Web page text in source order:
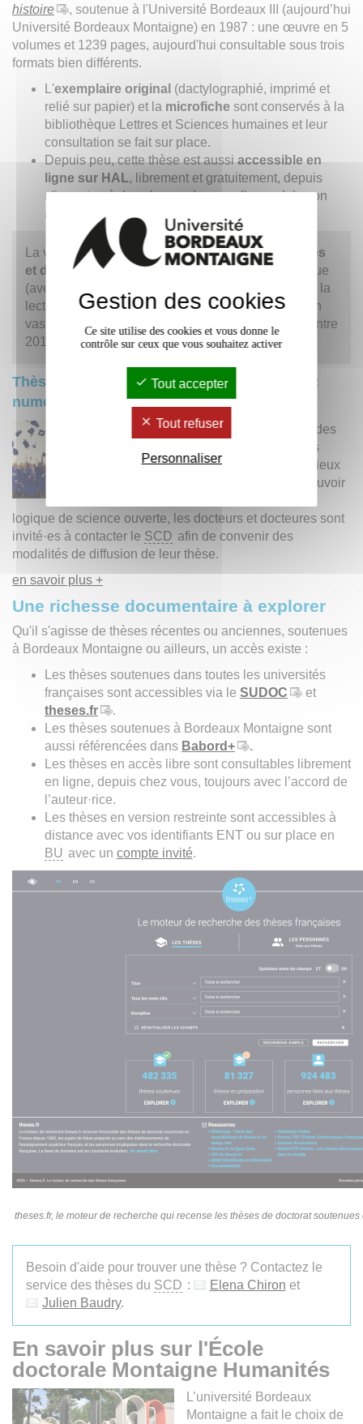
histoire
, soutenue à l'Université Bordeaux III (aujourd’hui
Université Bordeaux Montaigne) en 1987 : une œuvre en 5
volumes et 1239 pages, aujourd'hui consultable sous trois
formats bien différents.
L'exemplaire original (dactylographié, imprimé et
relié sur papier) et la microfiche sont conservés à la
bibliothèque Lettres et Sciences humaines et leur
consultation se fait sur place.
Depuis peu, cette thèse est aussiaccessible en
ligne sur HAL, librement et gratuitement, depuis
n'importe où dans le monde, avec l'accord de son
auteur :
hal.science/tel-05563579v1
La variété des supports garantit unevariété d’accès
et d’usage
, de la consultation numérique dynamique
(avec recherche plein texte et table des matières) à la
lecture linéaire de l’imprimé : elle est le résultat d'un
vaste chantier de numérisation mené par le
entre
2016 et 2024.
Thèses soutenues à l'université avant 2012 :
numérisation et modalités de diffusion
Après la numérisation des
thèses soutenues dans
l’établissement pour mieux
les conserver et promouvoir
logique de science ouverte, les docteurs et docteures sont
invité·es à contacter le SCD afin de convenir des
modalités de diffusion de leur thèse.
en savoir plus +
Une richesse documentaire à explorer
Qu'il s'agisse de thèses récentes ou anciennes, soutenues
à Bordeaux Montaigne ou ailleurs, un accès existe :
Les thèses soutenues dans toutes les universités
françaises sont accessibles via le SUDOC
et
theses.fr
.
Les thèses soutenues à Bordeaux Montaigne sont
aussi référencées dans Babord+
.
Les thèses en accès libre sont consultables librement
en ligne, depuis chez vous, toujours avec l’accord de
l’auteur·rice.
Les thèses en version restreinte sont accessibles à
distance avec vos identifiants ENT ou sur place en
BU avec un compte invité.
theses.fr, le moteur de recherche qui recense les thèses de doctorat
Besoin d'aide pour trouver une thèse ? Contactez le
service des thèses du SCD : Elena Chiron et
Julien Baudry.
En savoir plus sur l'École
doctorale Montaigne Humanités
L’université Bordeaux
Montaigne a fait le choix de
Gestion des cookies
Ce site utilise des cookies et vous donne le
contrôle sur ceux que vous souhaitez activer
Tout accepter
Tout refuser
Personnaliser